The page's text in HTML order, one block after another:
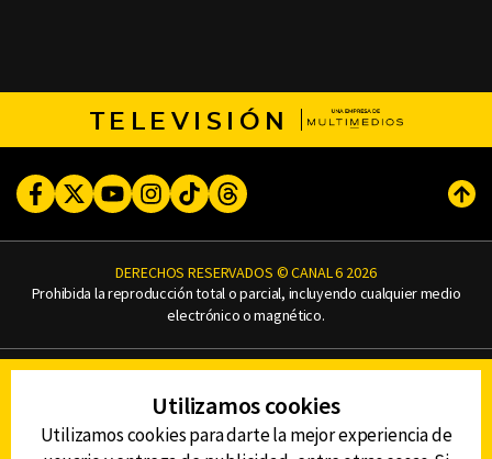
TELEVISIÓN
FacebookTwitterYoutubeInstagram
TikTokThreads
DERECHOS RESERVADOS © CANAL 6 2026
Prohibida la reproducción total o parcial, incluyendo cualquier medio
electrónico o magnético.
AVISO DE PRIVACIDAD
AVISO LEGAL
DEFENSORÍA DE LAS AUDIENCIAS
Utilizamos cookies
Utilizamos cookies para darte la mejor experiencia de